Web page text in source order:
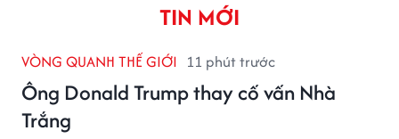
TIN MỚI
VÒNG QUANH THẾ GIỚI 11 phút trước
Ông Donald Trump thay cố vấn Nhà
Trắng